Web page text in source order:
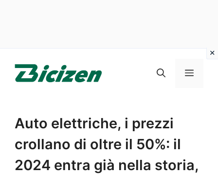
Menu
Auto elettriche, i prezzi
crollano di oltre il 50%: il
2024 entra già nella storia,